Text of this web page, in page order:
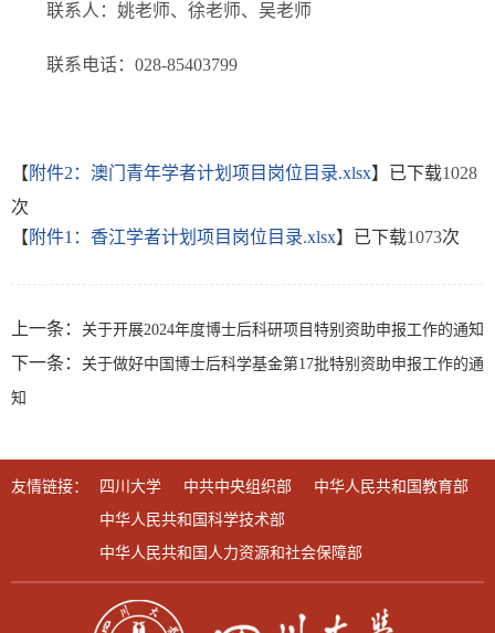
联系人：姚老师、徐老师、吴老师
联系电话：028-85403799
【 附件2：澳门青年学者计划项目岗位目录.xlsx】已下载1028
次
【 附件1：香江学者计划项目岗位目录.xlsx】已下载1073次
上一条： 关于开展2024年度博士后科研项目特别资助申报工作的通知
下一条： 关于做好中国博士后科学基金第17批特别资助申报工作的通
知
友情链接： 四川大学 中共中央组织部
中华人民共和国教育部
中华人民共和国科学技术部
中华人民共和国人力资源和社会保障部